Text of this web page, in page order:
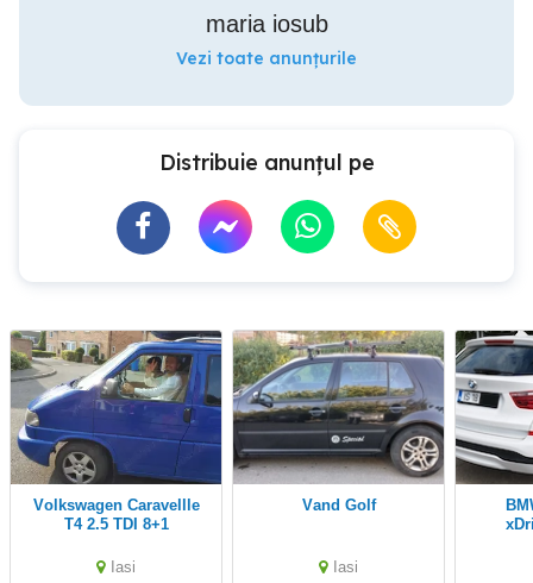
maria iosub
Vezi toate anunțurile
Distribuie anunțul pe
Volkswagen Caravellle
T4 2.5 TDI 8+1
Iasi
Vand Golf
Iasi
BMW X3 - F25 -